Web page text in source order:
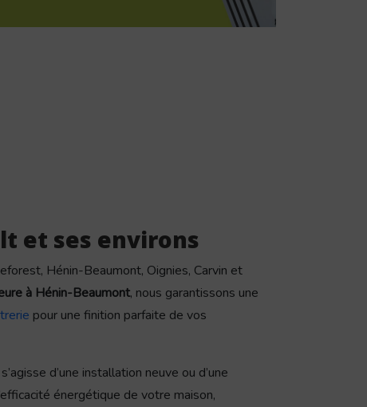
et ses environs
Hénin-Beaumont, Oignies, Carvin et
à Hénin-Beaumont, nous garantissons une
pour une finition parfaite de vos
d’une installation neuve ou d’une
énergétique de votre maison,